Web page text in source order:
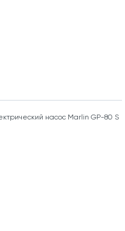
насос Marlin GP-80 S